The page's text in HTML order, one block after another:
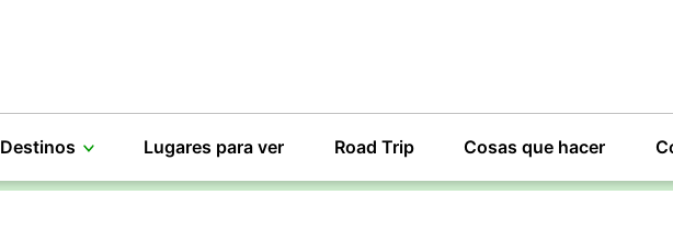
Destinos Lugares para ver Road Trip Cosas que hacer